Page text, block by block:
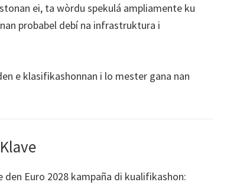
ei, ta wòrdu spekulá ampliamente ku
probabel debí na infrastruktura i
e klasifikashonnan i lo mester gana nan
Euro 2028 kampaña di kualifikashon: